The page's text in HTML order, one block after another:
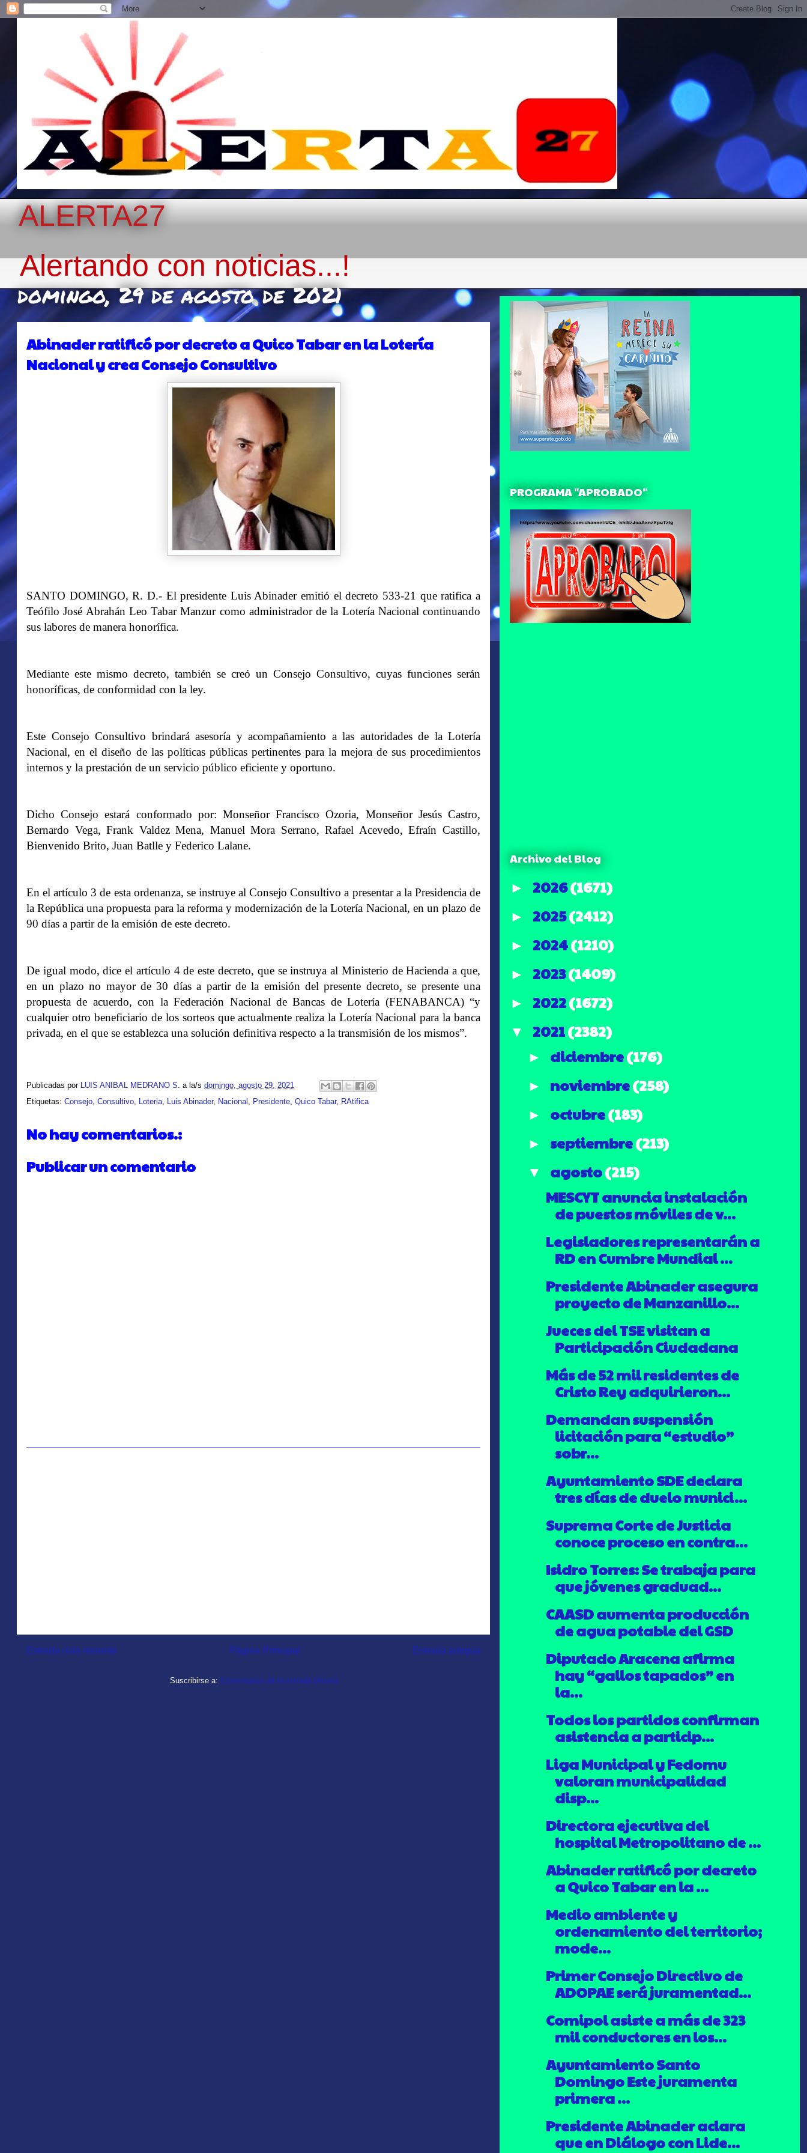
ALERTA27
Alertando con noticias...!
domingo, 29 de agosto de 2021
Abinader ratificó por decreto a Quico Tabar en la Lotería
Nacional y crea Consejo Consultivo
SANTO DOMINGO, R. D.- El presidente Luis Abinader emitió el decreto 533-21 que ratifica a
Teófilo José Abrahán Leo Tabar Manzur como administrador de la Lotería Nacional continuando
sus labores de manera honorífica.
Mediante este mismo decreto, también se creó un Consejo Consultivo, cuyas funciones serán
honoríficas, de conformidad con la ley.
Este Consejo Consultivo brindará asesoría y acompañamiento a las autoridades de la Lotería
Nacional, en el diseño de las políticas públicas pertinentes para la mejora de sus procedimientos
internos y la prestación de un servicio público eficiente y oportuno.
Dicho Consejo estará conformado por: Monseñor Francisco Ozoria, Monseñor Jesús Castro,
Bernardo Vega, Frank Valdez Mena, Manuel Mora Serrano, Rafael Acevedo, Efraín Castillo,
Bienvenido Brito, Juan Batlle y Federico Lalane.
En el artículo 3 de esta ordenanza, se instruye al Consejo Consultivo a presentar a la Presidencia de
la República una propuesta para la reforma y modernización de la Lotería Nacional, en un plazo de
90 días a partir de la emisión de este decreto.
De igual modo, dice el artículo 4 de este decreto, que se instruya al Ministerio de Hacienda a que,
en un plazo no mayor de 30 días a partir de la emisión del presente decreto, se presente una
propuesta de acuerdo, con la Federación Nacional de Bancas de Lotería (FENABANCA) “y
cualquier otro beneficiario de los sorteos que actualmente realiza la Lotería Nacional para la banca
privada, en el que se establezca una solución definitiva respecto a la transmisión de los mismos”.
Publicadas por LUIS ANIBAL MEDRANO S. a la/s domingo, agosto 29, 2021
Etiquetas: Consejo, Consultivo, Loteria, Luis Abinader, Nacional , Presidente, Quico Tabar, RAtifica
No hay comentarios.:
Publicar un comentario
Entrada más reciente Entrada antigua
Página Principal
Suscribirse a: Comentarios de la entrada (Atom)
PROGRAMA "APROBADO"
Archivo del Blog
► 2026(1671)
► 2025(2412)
► 2024(1210)
► 2023(1409)
► 2022(1672)
▼ 2021(2382)
► diciembre(176)
► noviembre(258)
► octubre(183)
► septiembre(213)
▼ agosto(215)
MESCYT anuncia instalación
de puestos móviles de v...
Legisladores representarán a
RD en Cumbre Mundial ...
Presidente Abinader asegura
proyecto de Manzanillo...
Jueces del TSE visitan a
Participación Ciudadana
Más de 52 mil residentes de
Cristo Rey adquirieron...
Demandan suspensión
licitación para “estudio”
sobr...
Ayuntamiento SDE declara
tres días de duelo munici...
Suprema Corte de Justicia
conoce proceso en contra...
Isidro Torres: Se trabaja para
que jóvenes graduad...
CAASD aumenta producción
de agua potable del GSD
Diputado Aracena afirma
hay “gallos tapados” en
la...
Todos los partidos confirman
asistencia a particip...
Liga Municipal y Fedomu
valoran municipalidad
disp...
Directora ejecutiva del
hospital Metropolitano de ...
Abinader ratificó por decreto
a Quico Tabar en la ...
Medio ambiente y
ordenamiento del territorio;
mode...
Primer Consejo Directivo de
ADOPAE será juramentad...
Comipol asiste a más de 323
mil conductores en los...
Ayuntamiento Santo
Domingo Este juramenta
primera ...
Presidente Abinader aclara
que en Diálogo con Lide...